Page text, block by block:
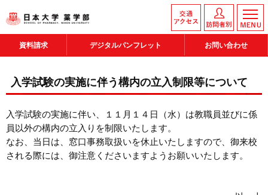
資料請求 デジタルパンフレット お問い合わせ
入学試験の実施に伴う構内の立入制限等について
入学試験の実施に伴い、１１月１４日（水）は教職員並びに係
員以外の構内の立入りを制限いたします。
なお、当日は、窓口事務取扱いを休止いたしますので、御来校
される際には、御注意くださいますようお願いいたします。